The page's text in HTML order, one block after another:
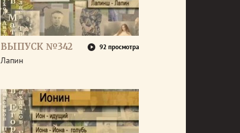
ВЫПУСК №342 92 просмотра
Лапин